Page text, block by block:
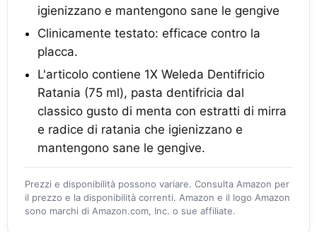
igienizzano e mantengono sane le gengive
Clinicamente testato: efficace contro la
placca.
L'articolo contiene 1X Weleda Dentifricio
Ratania (75 ml), pasta dentifricia dal
classico gusto di menta con estratti di mirra
e radice di ratania che igienizzano e
mantengono sane le gengive.
Prezzi e disponibilità possono variare. Consulta Amazon per
il prezzo e la disponibilità correnti. Amazon e il logo Amazon
sono marchi di Amazon.com, Inc. o sue affiliate.